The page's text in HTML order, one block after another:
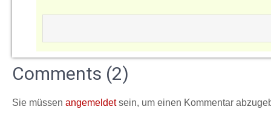
Comments (2)
Sie müssen angemeldetsein, um einen Kommentar